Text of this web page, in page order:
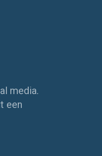
media.
een